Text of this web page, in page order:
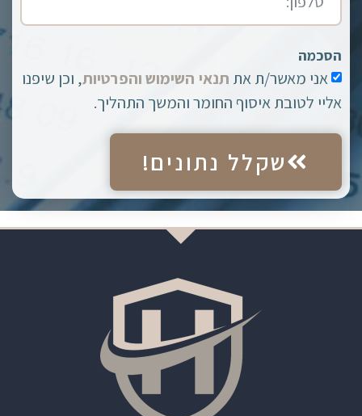
הסכמה
אני מאשר/ת את תנאי השימוש והפרטיות, וכן שיפנו
אליי לטובת איסוף החומר והמשך התהליך.
שקלל נתונים!